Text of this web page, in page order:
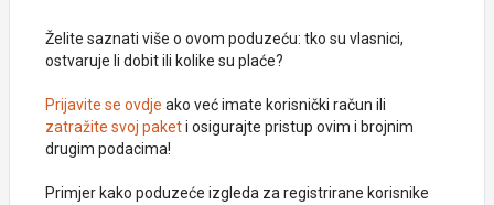
Želite saznati više o ovom poduzeću: tko su vlasnici,
ostvaruje li dobit ili kolike su plaće?
Prijavite se ovdje ako već imate korisnički račun ili
zatražite svoj paketi osigurajte pristup ovim i brojnim
drugim podacima!
Primjer kako poduzeće izgleda za registrirane korisnike